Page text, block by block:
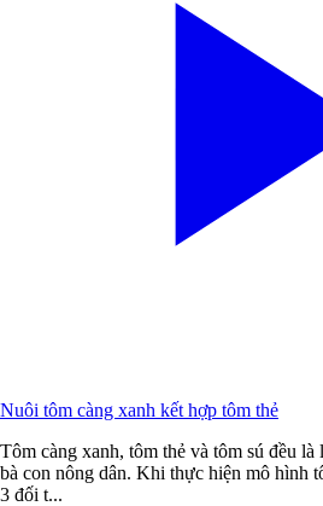
Nuôi tôm càng xanh kết hợp tôm thẻ
Tôm càng xanh, tôm thẻ và tôm sú đều
bà con nông dân. Khi thực hiện mô hình
3 đối t...